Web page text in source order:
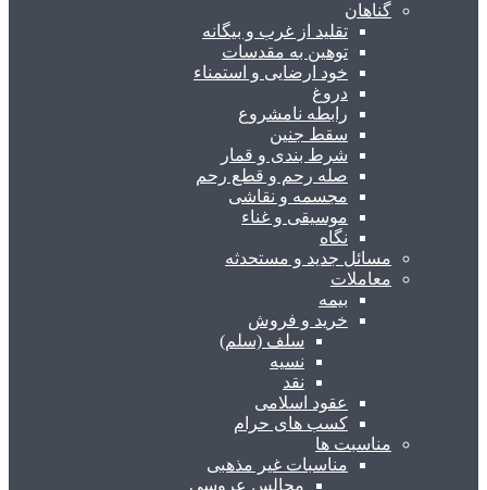
گناهان
تقلید از غرب و بیگانه
توهین به مقدسات
خود ارضایی و استمناء
دروغ
رابطه نامشروع
سقط جنین
شرط بندی و قمار
صله رحم و قطع رحم
مجسمه و نقاشی
موسیقی و غناء
نگاه
مسائل جدید و مستحدثه
معاملات
بیمه
خرید و فروش
سلف (سلم)
نسیه
نقد
عقود اسلامی
کسب های حرام
مناسبت ها
مناسبات غیر مذهبی
مجالس عروسی